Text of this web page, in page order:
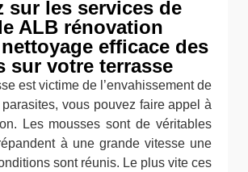
sur les services de
ALB rénovation
efficace des
sur votre terrasse
est victime de l’envahissement de
vous pouvez faire appel à
Les mousses sont de véritables
à une grande vitesse une
sont réunis. Le plus vite ces